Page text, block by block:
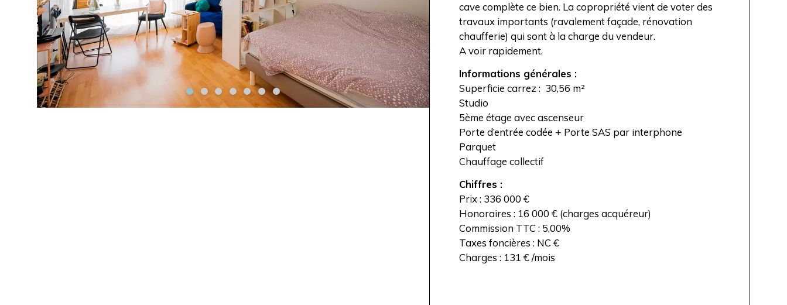
cave complète ce bien. La copropriété vient de voter des
travaux importants (ravalement façade, rénovation
chaufferie) qui sont à la charge du vendeur.
A voir rapidement.
Informations générales :
Superficie carrez : 30,56 m²
Studio
5ème étage avec ascenseur
Porte d’entrée codée + Porte SAS par interphone
Parquet
Chauffage collectif
Chiffres :
Prix : 336 000 €
Honoraires : 16 000 € (charges acquéreur)
Commission TTC : 5,00%
Taxes foncières : NC €
Charges : 131 € /mois